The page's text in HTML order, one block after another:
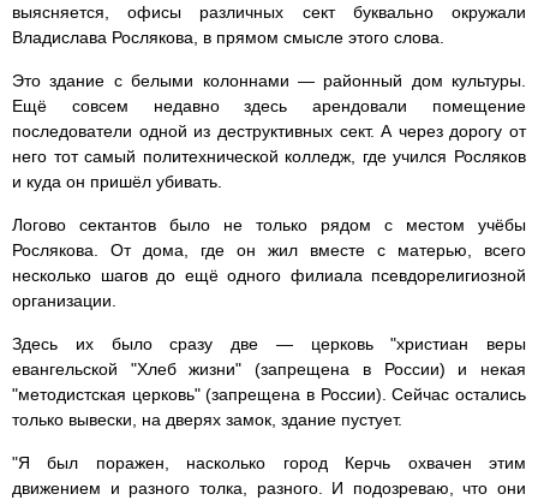
выясняется, офисы различных сект буквально окружали
Владислава Рослякова, в прямом смысле этого слова.
Это здание с белыми колоннами — районный дом культуры.
Ещё совсем недавно здесь арендовали помещение
последователи одной из деструктивных сект. А через дорогу от
него тот самый политехнической колледж, где учился Росляков
и куда он пришёл убивать.
Логово сектантов было не только рядом с местом учёбы
Рослякова. От дома, где он жил вместе с матерью, всего
несколько шагов до ещё одного филиала псевдорелигиозной
организации.
Здесь их было сразу две — церковь "христиан веры
евангельской "Хлеб жизни" (запрещена в России) и некая
"методистская церковь" (запрещена в России). Сейчас остались
только вывески, на дверях замок, здание пустует.
"Я был поражен, насколько город Керчь охвачен этим
движением и разного толка, разного. И подозреваю, что они